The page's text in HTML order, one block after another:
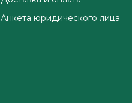
Анкета юридического лица